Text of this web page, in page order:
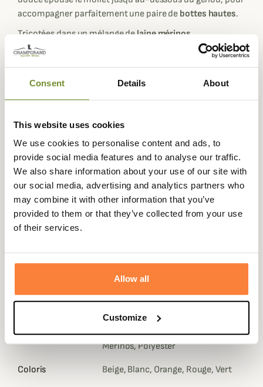
Consent Details About
This website uses cookies
We use cookies to personalise content and ads, to
provide social media features and to analyse our traffic.
We also share information about your use of our site with
our social media, advertising and analytics partners who
may combine it with other information that you’ve
provided to them or that they’ve collected from your use
of their services.
Allow all
Customize
accompagner parfaitement une paire de bottes hautes.
Tricotées dans un mélange de laine mérinos
naturellement
pour la résistance,
pour la
maintien optimal
sans comprimer. Même dans les
conditions les plus froides et les plus humides, elles
d’humidité à l’intérieur de la botte.
La bande élastique de maintien au mollet et la coupe
longue garantissent un confort durable , même après
plusieurs heures de marche ou d'affût. Les finitions
rayées aux teintes naturelles leur confèrent un aspect à la
fois sobre et technique, fidèle à l’
Fiche technique
50 % Laine Mérinos, 33 %
Acrylique, 15 % Élasthanne, 2 %
Matière
Acrylique, Élasthanne, Laine
Merinos, Polyester
Coloris Beige, Blanc, Orange, Rouge, Vert